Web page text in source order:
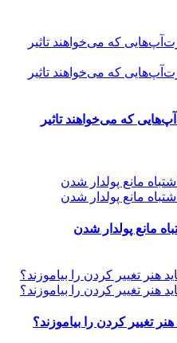
که می‌خواهند تاثیر
تغییر کردن را بیاموزند؟
می‌کند؟